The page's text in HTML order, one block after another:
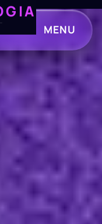
MENU